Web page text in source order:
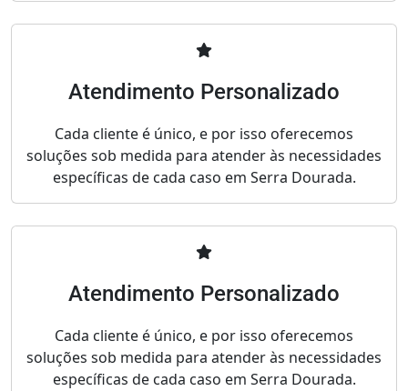
Atendimento Personalizado
Cada cliente é único, e por isso oferecemos
soluções sob medida para atender às necessidades
específicas de cada caso em Serra Dourada.
Atendimento Personalizado
Cada cliente é único, e por isso oferecemos
soluções sob medida para atender às necessidades
específicas de cada caso em Serra Dourada.